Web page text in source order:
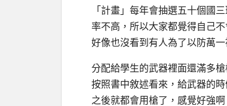
「計畫」每年會抽選五十個國
率不高，所以大家都覺得自己
好像也沒看到有人為了以防萬
分配給學生的武器裡面還滿多
按照書中敘述看來，給武器的
之後就都會用槍了，感覺好強啊